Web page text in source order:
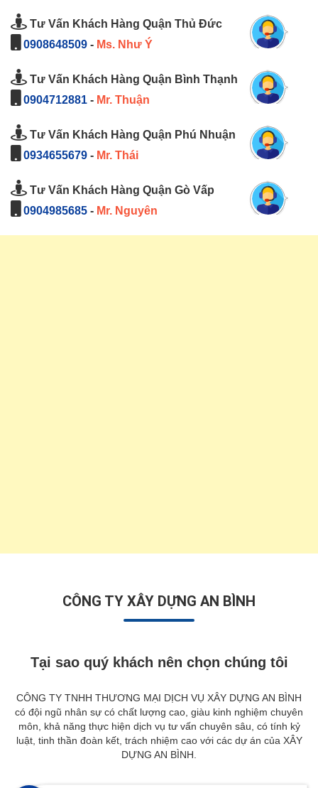
Tư Vấn Khách Hàng Quận Thủ Đức
0908648509 - Ms. Như Ý
Tư Vấn Khách Hàng Quận Bình Thạnh
0904712881 - Mr. Thuận
Tư Vấn Khách Hàng Quận Phú Nhuận
0934655679 - Mr. Thái
Tư Vấn Khách Hàng Quận Gò Vấp
0904985685 - Mr. Nguyên
CÔNG TY XÂY DỰNG AN BÌNH
Tại sao quý khách nên chọn chúng tôi
CÔNG TY TNHH THƯƠNG MẠI DỊCH VỤ XÂY DỰNG AN BÌNH
có đội ngũ nhân sự có chất lượng cao, giàu kinh nghiệm chuyên
môn, khả năng thực hiện dịch vụ tư vấn chuyên sâu, có tính kỷ
luật, tinh thần đoàn kết, trách nhiệm cao với các dự án của XÂY
DỰNG AN BÌNH.